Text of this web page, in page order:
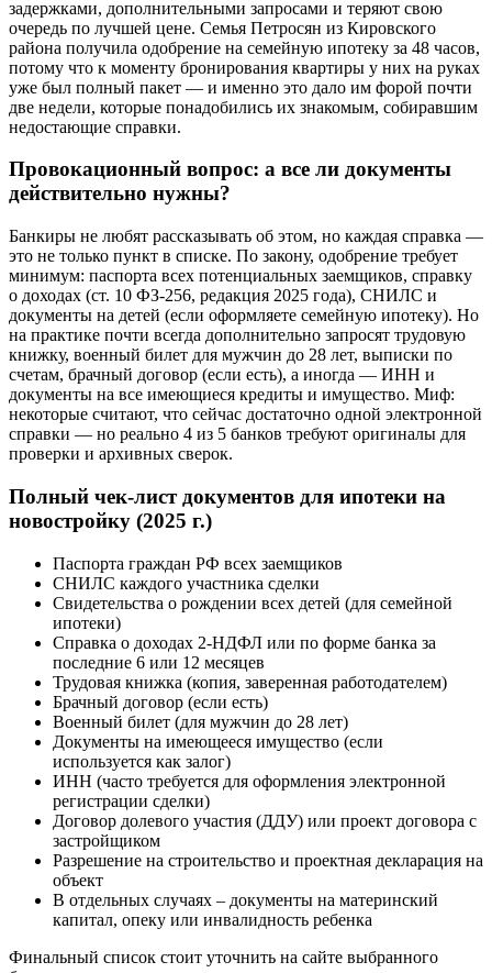
задержками, дополнительными запросами и теряют свою
очередь по лучшей цене. Семья Петросян из Кировского
района получила одобрение на семейную ипотеку за 48 часов,
потому что к моменту бронирования квартиры у них на руках
уже был полный пакет — и именно это дало им форой почти
две недели, которые понадобились их знакомым, собиравшим
недостающие справки.
Провокационный вопрос: а все ли документы
действительно нужны?
Банкиры не любят рассказывать об этом, но каждая справка —
это не только пункт в списке. По закону, одобрение требует
минимум: паспорта всех потенциальных заемщиков, справку
о доходах (ст. 10 ФЗ-256, редакция 2025 года), СНИЛС и
документы на детей (если оформляете семейную ипотеку). Но
на практике почти всегда дополнительно запросят трудовую
книжку, военный билет для мужчин до 28 лет, выписки по
счетам, брачный договор (если есть), а иногда — ИНН и
документы на все имеющиеся кредиты и имущество. Миф:
некоторые считают, что сейчас достаточно одной электронной
справки — но реально 4 из 5 банков требуют оригиналы для
проверки и архивных сверок.
Полный чек-лист документов для ипотеки на
новостройку (2025 г.)
Паспорта граждан РФ всех заемщиков
СНИЛС каждого участника сделки
Свидетельства о рождении всех детей (для семейной
ипотеки)
Справка о доходах 2-НДФЛ или по форме банка за
последние 6 или 12 месяцев
Трудовая книжка (копия, заверенная работодателем)
Брачный договор (если есть)
Военный билет (для мужчин до 28 лет)
Документы на имеющееся имущество (если
используется как залог)
ИНН (часто требуется для оформления электронной
регистрации сделки)
Договор долевого участия (ДДУ) или проект договора с
застройщиком
Разрешение на строительство и проектная декларация на
объект
В отдельных случаях – документы на материнский
капитал, опеку или инвалидность ребенка
Финальный список стоит уточнить на сайте выбранного